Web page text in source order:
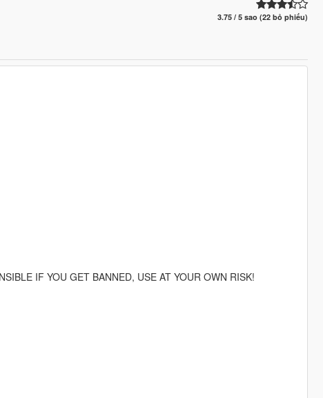
3.75 / 5 sao (22 bỏ phiếu)
IF YOU GET BANNED, USE AT YOUR OWN RISK!